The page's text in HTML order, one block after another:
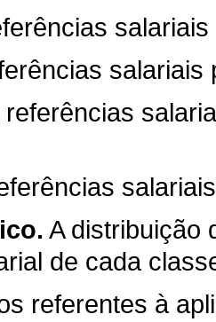
A distribuição
de cada
referentes à